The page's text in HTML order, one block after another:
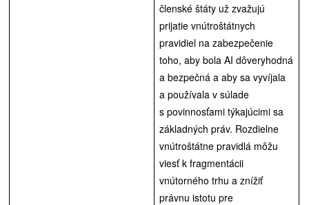
členské štáty už zvažujú
prijatie vnútroštátnych
pravidiel na zabezpečenie
toho, aby bola AI dôveryhodná
a bezpečná a aby sa vyvíjala
a používala v súlade
s povinnosťami týkajúcimi sa
základných práv. Rozdielne
vnútroštátne pravidlá môžu
viesť k fragmentácii
vnútorného trhu a znížiť
právnu istotu pre